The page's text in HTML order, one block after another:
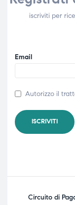
iscriviti per
Email
Autorizzo il
Circuito di